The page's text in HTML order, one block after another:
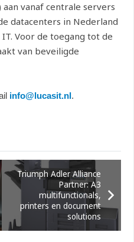
aan vanaf centrale servers
datacenters in Nederland
Voor de toegang tot de
van beveiligde
info@lucasit.nl.
Triumph Adler Alliance
Partner: A3
multifunctionals,
printers en document
solutions